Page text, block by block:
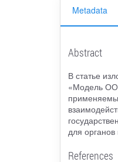
Metadata
Abstract
В статье
«Модель
для органов
References